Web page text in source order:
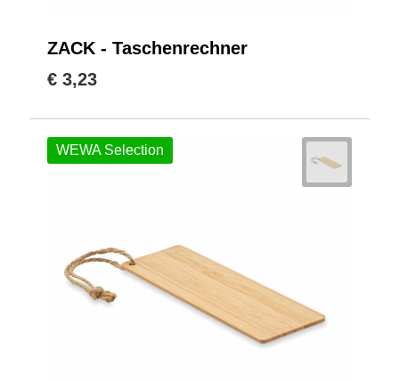
ZACK - Taschenrechner
€ 3,23
WEWA Selection